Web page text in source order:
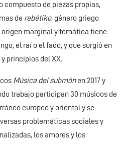
compuesto de piezas propias,
de rebétiko, género griego
origen marginal y temática tiene
el raï o el fado, y que surgió en
principios del XX.
Música del submónen 2017 y
trabajo participan 30 músicos de
europeo y oriental y se
problemáticas sociales y
los amores y los